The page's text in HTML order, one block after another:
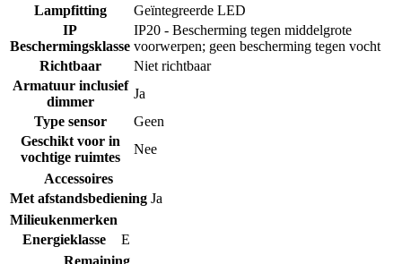
Lampfitting
Geïntegreerde LED
IP
Beschermingsklasse
IP20 - Bescherming tegen middelgrote
voorwerpen; geen bescherming tegen vocht
Richtbaar
Niet richtbaar
Armatuur inclusief
dimmer
Ja
Type sensor
Geen
Geschikt voor in
vochtige ruimtes
Nee
Accessoires
Met afstandsbediening Ja
Milieukenmerken
Energieklasse
E